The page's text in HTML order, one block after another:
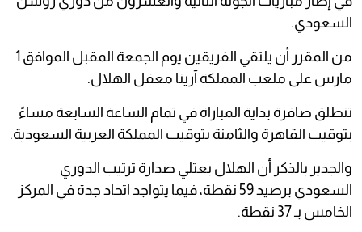
السعودي.
من المقرر أن يلتقي الفريقين يوم الجمعة المقبل الموافق 1
مارس على ملعب المملكة آرينا معقل الهلال.
تنطلق صافرة بداية المباراة في تمام الساعة السابعة مساءً
بتوقيت القاهرة والثامنة بتوقيت المملكة العربية السعودية.
والجدير بالذكر أن الهلال يعتلي صدارة ترتيب الدوري
السعودي برصيد 59 نقطة، فيما يتواجد اتحاد جدة في المركز
الخامس بـ 37 نقطة.